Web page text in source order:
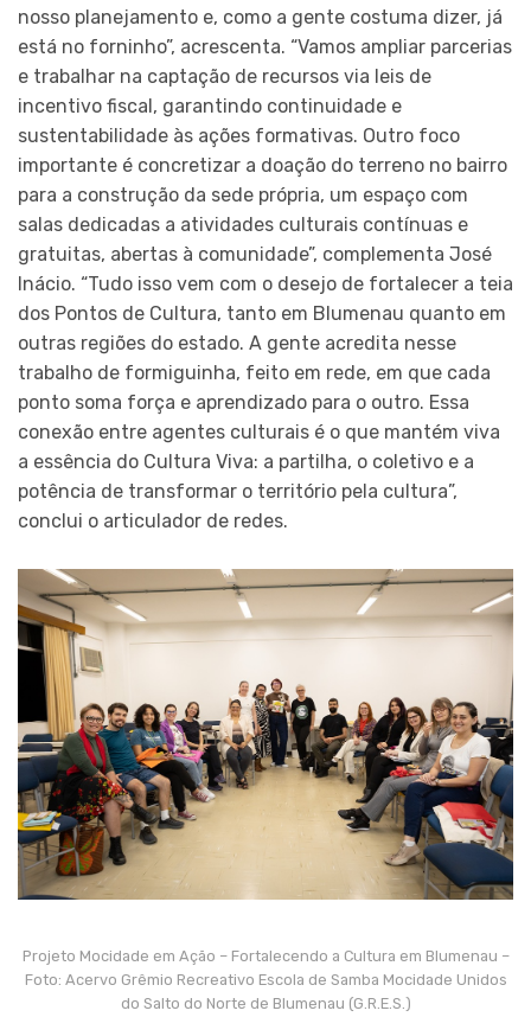
nosso planejamento e, como a gente costuma dizer, já
está no forninho”, acrescenta. “Vamos ampliar parcerias
e trabalhar na captação de recursos via leis de
incentivo fiscal, garantindo continuidade e
sustentabilidade às ações formativas. Outro foco
importante é concretizar a doação do terreno no bairro
para a construção da sede própria, um espaço com
salas dedicadas a atividades culturais contínuas e
gratuitas, abertas à comunidade”, complementa José
Inácio. “Tudo isso vem com o desejo de fortalecer a teia
dos Pontos de Cultura, tanto em Blumenau quanto em
outras regiões do estado. A gente acredita nesse
trabalho de formiguinha, feito em rede, em que cada
ponto soma força e aprendizado para o outro. Essa
conexão entre agentes culturais é o que mantém viva
a essência do Cultura Viva: a partilha, o coletivo e a
potência de transformar o território pela cultura”,
conclui o articulador de redes.
Projeto Mocidade em Ação – Fortalecendo a Cultura em Blumenau –
Foto: Acervo Grêmio Recreativo Escola de Samba Mocidade Unidos
do Salto do Norte de Blumenau (G.R.E.S.)